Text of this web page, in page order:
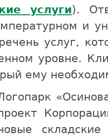
услуги).
и
услуг,
уровне.
ему